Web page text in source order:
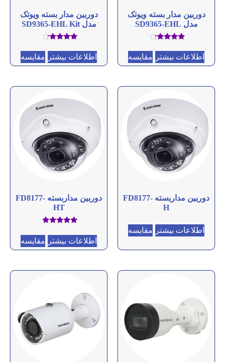
دوربین مدار بسته ویوتک
مدل SD9365-EHL
4.00
از 5
اطلاعات بیشتر مقایسه
دوربین مدار بسته ویوتک
مدل SD9365-EHL Kit
4.00
از 5
اطلاعات بیشتر مقایسه
دوربین مداربسته FD8177-
H
اطلاعات بیشتر مقایسه
دوربین مداربسته FD8177-
HT
5.00
از 5
اطلاعات بیشتر مقایسه